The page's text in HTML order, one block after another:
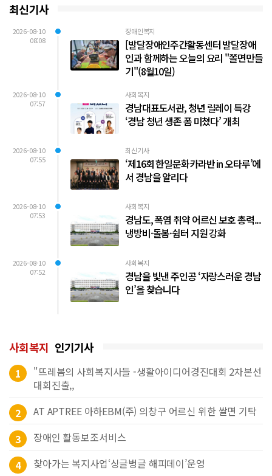
최신기사
2026-08-10
08:08
장애인복지
[발달장애인주간활동센터 발달장애
인과 함께하는 오늘의 요리 "쫄면만들
기"(8월10일)
2026-08-10
07:57
사회복지
경남대표도서관, 청년 릴레이 특강
‘경남 청년 생존 폼 미쳤다’ 개최
2026-08-10
07:55
최신기사
‘제16회 한일문화카라반 in 오타루’에
서 경남을 알리다
2026-08-10
07:53
사회복지
경남도, 폭염 취약 어르신 보호 총력...
냉방비·돌봄·쉼터 지원 강화
2026-08-10
07:52
사회복지
경남을 빛낸 주인공 ‘자랑스러운 경남
인’을 찾습니다
사회복지 인기기사
1
"뜨레봄의 사회복지사들 -생활아이디어경진대회 2차본선
대회진출,,
2
AT APTREE 아하EBM(주) 의창구 어르신 위한 쌀면 기탁
3
장애인 활동보조서비스
4
찾아가는 복지사업‘싱글벙글 해피데이’운영